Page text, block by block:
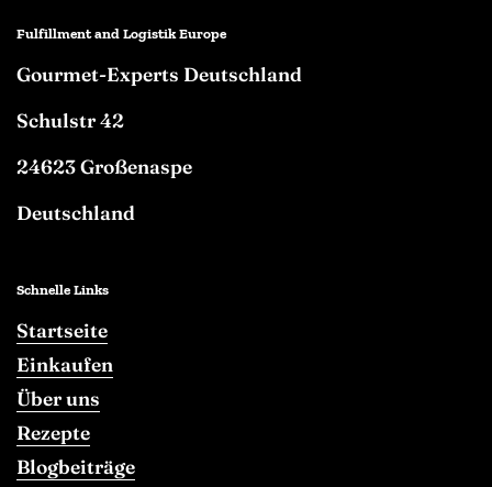
Fulfillment and Logistik Europe
Gourmet-Experts Deutschland
Schulstr 42
24623 Großenaspe
Deutschland
Schnelle Links
Startseite
Einkaufen
Über uns
Rezepte
Blogbeiträge